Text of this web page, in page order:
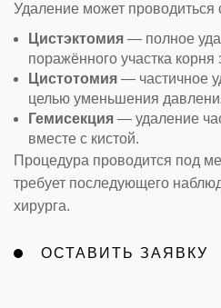
Удаление может
Цистэктомия — полное
поражённого участка корня
Цистотомия — частичное
целью уменьшения
Гемисекция — удаление
вместе с кистой.
Процедура проводится под
требует последующего
хирурга.
ОСТАВИТЬ ЗАЯВКУ